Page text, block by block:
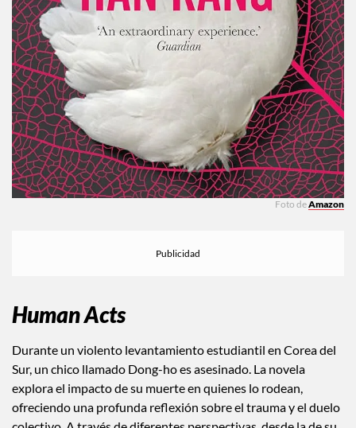
Foto deAmazon
Human Acts
Durante un violento levantamiento estudiantil en Corea del
Sur, un chico llamado Dong-ho es asesinado. La novela
explora el impacto de su muerte en quienes lo rodean,
ofreciendo una profunda reflexión sobre el trauma y el duelo